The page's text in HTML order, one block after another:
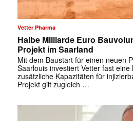
Vetter Pharma
Halbe Milliarde Euro
Projekt im Saarland
Mit dem Baustart für einen neuen
Saarlouis investiert Vetter fast
zusätzliche Kapazitäten für
Projekt gilt zugleich …